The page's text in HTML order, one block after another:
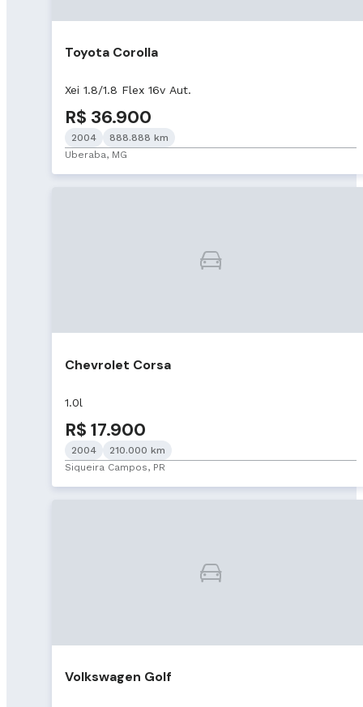
Toyota Corolla
Xei 1.8/1.8 Flex 16v Aut.
R$ 36.900
2004
888.888 km
Uberaba, MG
Chevrolet Corsa
1.0l
R$ 17.900
2004
210.000 km
Siqueira Campos, PR
Volkswagen Golf